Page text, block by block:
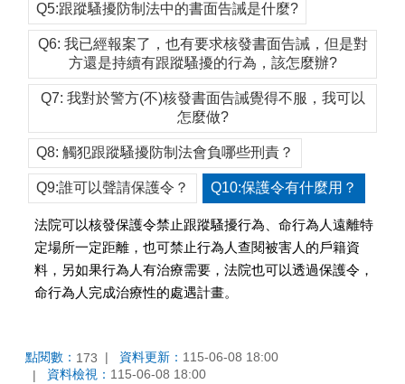
Q5:跟蹤騷擾防制法中的書面告誡是什麼?
Q6: 我已經報案了，也有要求核發書面告誡，但是對
方還是持續有跟蹤騷擾的行為，該怎麼辦?
Q7: 我對於警方(不)核發書面告誡覺得不服，我可以
怎麼做?
Q8: 觸犯跟蹤騷擾防制法會負哪些刑責？
Q9:誰可以聲請保護令？ Q10:保護令有什麼用？
法院可以核發保護令禁止跟蹤騷擾行為、命行為人遠離特
定場所一定距離，也可禁止行為人查閱被害人的戶籍資
料，另如果行為人有治療需要，法院也可以透過保護令，
命行為人完成治療性的處遇計畫。
點閱數： 173 資料更新： 115-06-08 18:00
資料檢視： 115-06-08 18:00